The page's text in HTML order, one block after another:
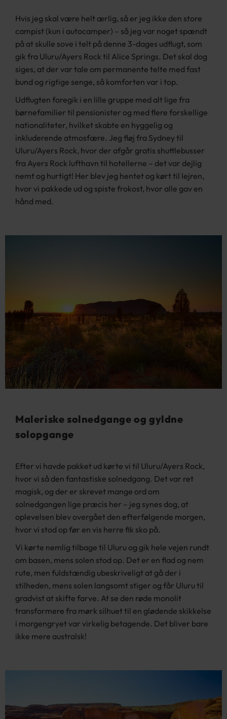
Hvis jeg skal være helt ærlig, så er jeg ikke den store
campist (kun i autocamper) – så jeg var noget spændt
på at skulle sove i telt på denne 3-dages udflugt, som
gik fra Uluru/Ayers Rock til Alice Springs. Det skal dog
siges, at der var tale om permanente telte med fast
bund og rigtige senge, så komforten var i top.
Udflugten foregik i en lille gruppe med alt lige fra
børnefamilier til pensionister og med flere forskellige
nationaliteter, hvilket skabte en hyggelig og
inkluderende atmosfære. Jeg fløj fra Sydney til
Uluru/Ayers Rock, hvor der afgår gratis shuttlebusser
fra Ayers Rock lufthavn til hotellerne – det var dejlig
nemt og hurtigt! Her blev jeg hentet og kørt til lejren,
hvor vi pakkede ud og spiste frokost, hvor alle gav en
hånd med.
Maleriske solnedgange og gyldne
solopgange
Efter vi havde pakket ud kørte vi til Uluru/Ayers Rock,
hvor vi så den fantastiske solnedgang. Det var ret
magisk, og der er skrevet mange ord om
solnedgangen lige præcis her – jeg synes dog, at
oplevelsen blev overgået den efterfølgende morgen,
hvor vi stod op før en vis herre fik sko på.
Vi kørte nemlig tilbage til Uluru og gik hele vejen rundt
om basen, mens solen stod op. Det er en flad og nem
rute, men fuldstændig ubeskriveligt at gå der i
stilheden, mens solen langsomt stiger og får Uluru til
gradvist at skifte farve. At se den røde monolit
transformere fra mørk silhuet til en glødende skikkelse
i morgengryet var virkelig betagende. Det bliver bare
ikke mere australsk!